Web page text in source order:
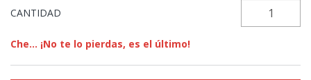
CANTIDAD
Che... ¡No te lo pierdas, es el último!